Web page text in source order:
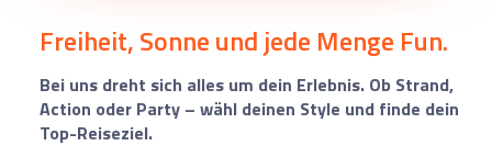
Freiheit, Sonne und jede Menge Fun.
Bei uns dreht sich alles um dein Erlebnis. Ob Strand,
Action oder Party – wähl deinen Style und finde dein
Top-Reiseziel.